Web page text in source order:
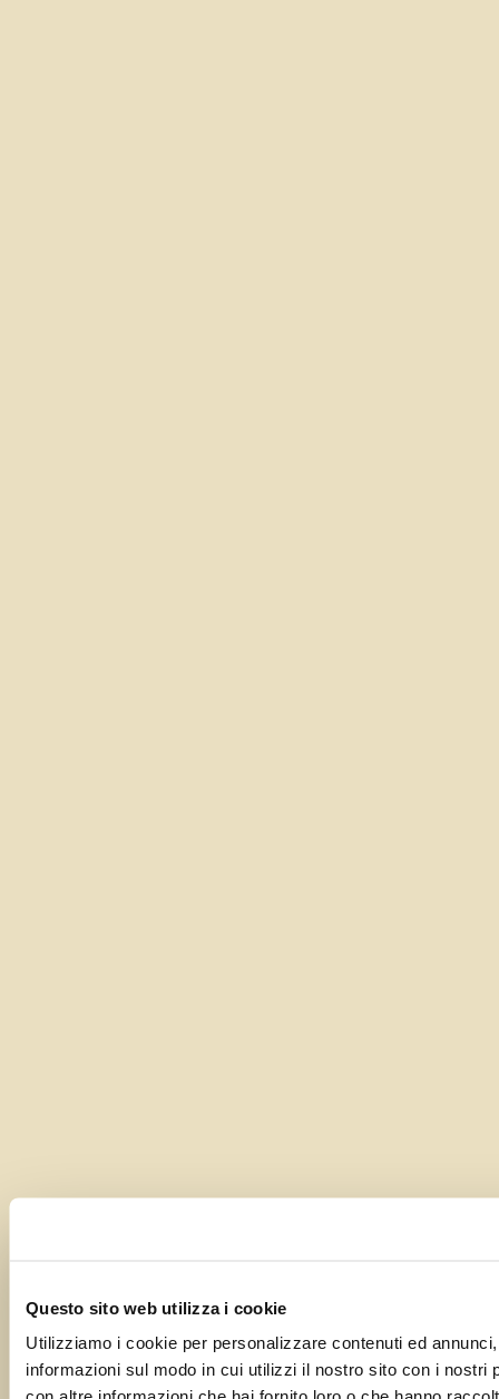
Questo sito web utilizza i cookie
Utilizziamo i cookie per personalizzare contenuti ed
informazioni sul modo in cui utilizzi il nostro sito con i nostri